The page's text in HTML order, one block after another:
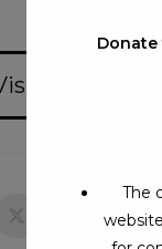
Donate
The